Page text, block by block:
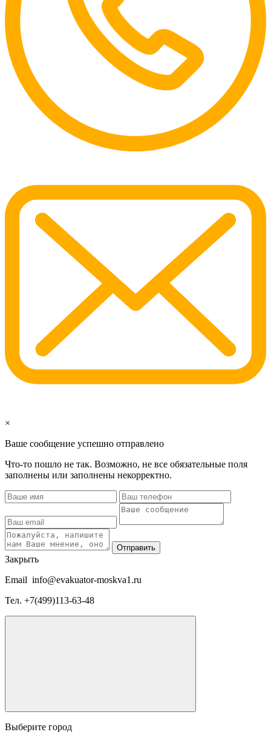
×
Ваше сообщение успешно отправлено
Что-то пошло не так. Возможно, не все обязательные поля
заполнены или заполнены некорректно.
Отправить
Закрыть
Email info@evakuator-moskva1.ru
Тел. +7(499)113-63-48
Выберите город